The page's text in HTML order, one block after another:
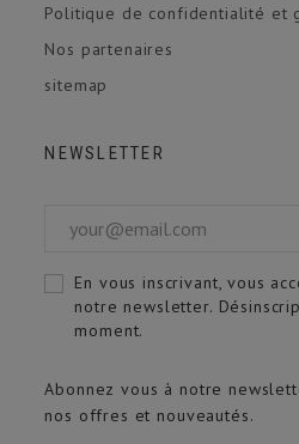
Politique de confidentialité et
Nos partenaires
sitemap
NEWSLETTER
Abonnez vous à notre
nos offres et nouveautés.
En vous inscrivant, vous
notre newsletter.
moment.